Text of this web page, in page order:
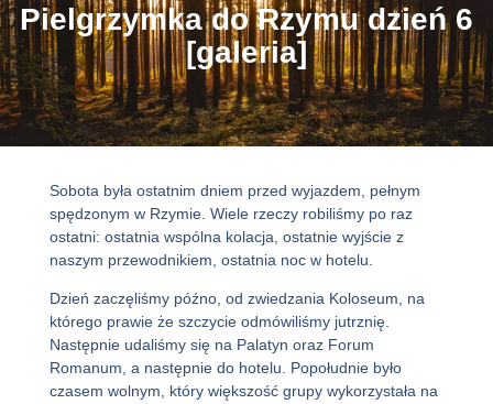
Pielgrzymka do Rzymu dzień 6
[galeria]
Sobota była ostatnim dniem przed wyjazdem, pełnym
spędzonym w Rzymie. Wiele rzeczy robiliśmy po raz
ostatni: ostatnia wspólna kolacja, ostatnie wyjście z
naszym przewodnikiem, ostatnia noc w hotelu.
Dzień zaczęliśmy późno, od zwiedzania Koloseum, na
którego prawie że szczycie odmówiliśmy jutrznię.
Następnie udaliśmy się na Palatyn oraz Forum
Romanum, a następnie do hotelu. Popołudnie było
czasem wolnym, który większość grupy wykorzystała na